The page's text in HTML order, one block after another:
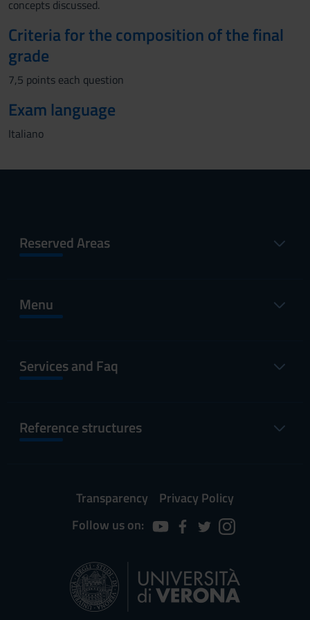
concepts discussed.
Criteria for the composition of the final
grade
7,5 points each question
Exam language
Italiano
Reserved Areas
Menu
Services and Faq
Reference structures
Transparency
Privacy Policy
Follow us on: